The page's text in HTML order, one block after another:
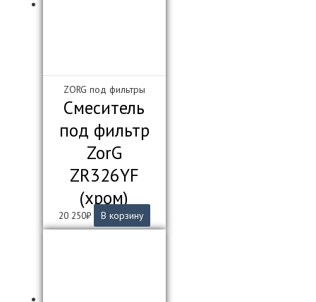
ZORG под фильтры
Смеситель
под фильтр
ZorG
ZR326YF
(хром)
20 250₽ В корзину